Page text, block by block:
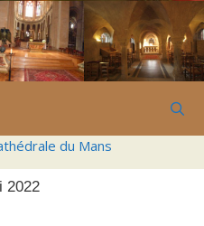
du Mans
2022